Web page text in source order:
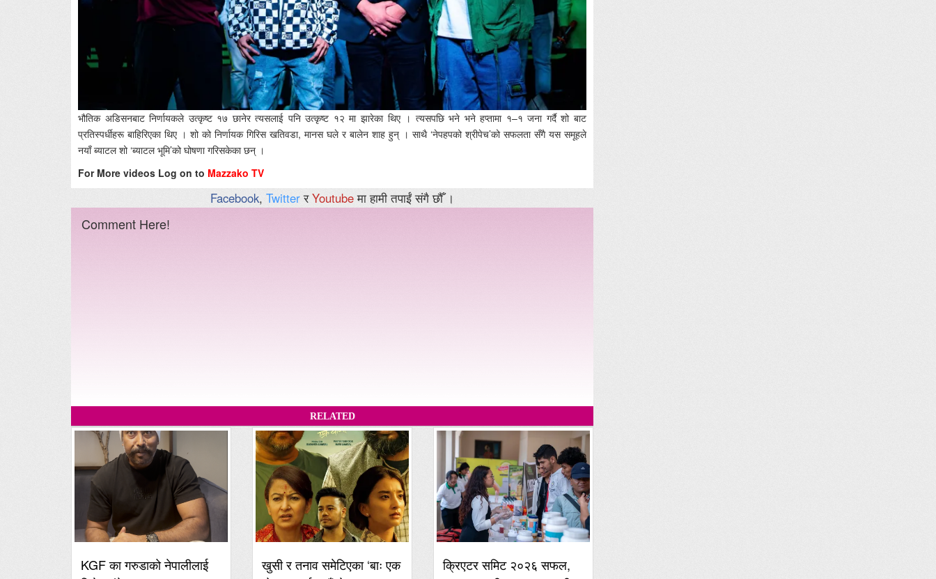
भौतिक अडिसनबाट निर्णायकले उत्कृष्ट १७ छानेर त्यसलाई पनि उत्कृष्ट १२ मा झारेका थिए । त्यसपछि भने भने हप्तामा १–१ जना गर्दै शो बाट
प्रतिस्पर्धीहरू बाहिरिएका थिए । शो को निर्णायक गिरिस खतिवडा, मानस घले र बालेन शाह हुन् । साथै ‘नेपहपको श्रीपेच’को सफलता सँगै यस समूहले
नयाँ ब्याटल शो ‘ब्याटल भूमि’को घोषणा गरिसकेका छन् ।
For More videos Log on to Mazzako TV
Facebook, TwitterरYoutubeमा हामी तपाईं संगै छौँ ।
Comment Here!
RELATED
KGF का गरुडाको नेपालीलाई
खुसी र तनाव समेटिएका ‘बाः एक
क्रिएटर समिट २०२६ सफल,